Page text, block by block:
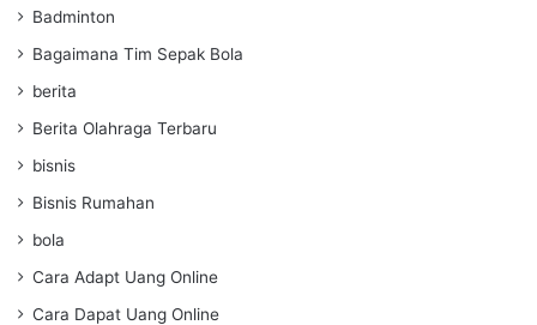
Badminton
Bagaimana Tim Sepak Bola
berita
Berita Olahraga Terbaru
bisnis
Bisnis Rumahan
bola
Cara Adapt Uang Online
Cara Dapat Uang Online